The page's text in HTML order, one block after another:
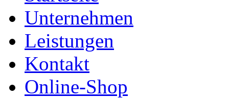
Unternehmen
Leistungen
Kontakt
Online-Shop